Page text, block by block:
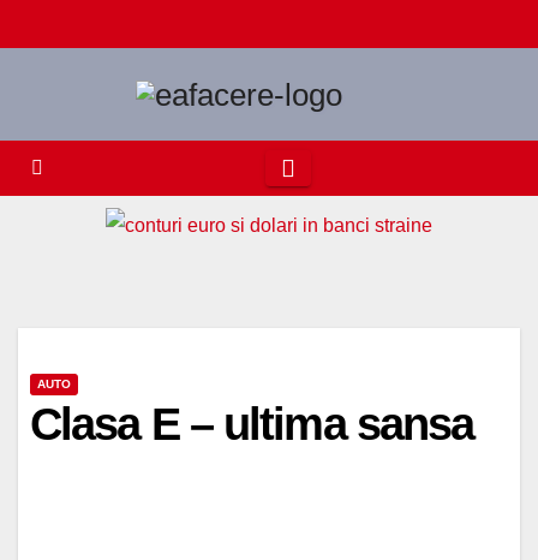
to
AUTO
Clasa E – ultima sansa